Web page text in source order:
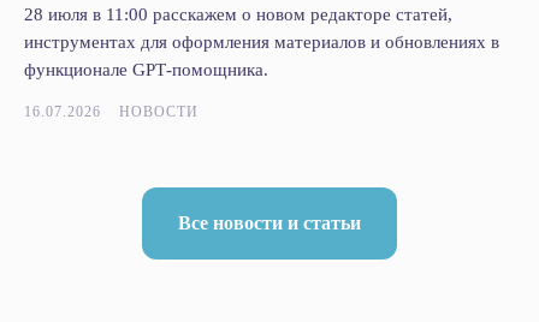
28 июля в 11:00 расскажем о новом редакторе статей,
инструментах для оформления материалов и обновлениях в
функционале GPT‑помощника.
16.07.2026 НОВОСТИ
Все новости и статьи